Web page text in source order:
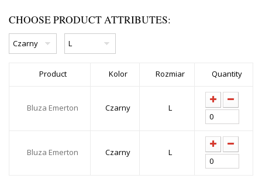
CHOOSE PRODUCT ATTRIBUTES:
Product Kolor Rozmiar Quantity
Bluza Emerton Czarny L
Bluza Emerton Czarny L